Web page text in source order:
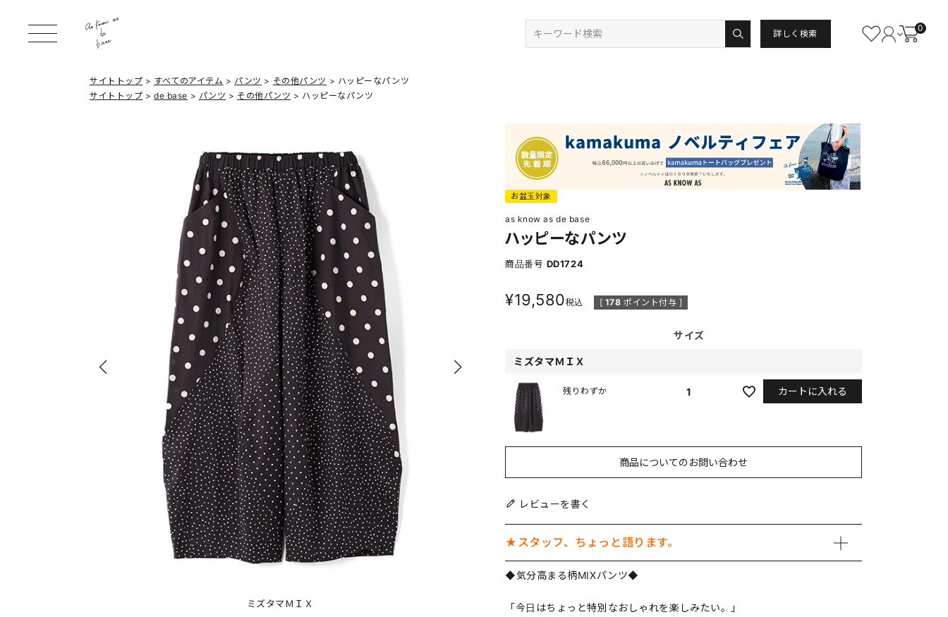
詳しく検索
0
サイトトップ すべてのアイテム パンツ その他パンツ
ハッピーなパンツ
サイトトップ
de base パンツ その他パンツ ハッピーなパンツ
ミズタマＭＩＸ
お盆玉対象
as know as de base
ハッピーなパンツ
商品番号 DD1724
¥19,580税込 [ 178 ポイント付与 ]
サイズ
ミズタマＭＩＸ
1
残りわずか カートに入れる
商品についてのお問い合わせ
レビューを書く
★スタッフ、ちょっと語ります。
◆気分高まる柄MIXパンツ◆
「今日はちょっと特別なおしゃれを楽しみたい。」